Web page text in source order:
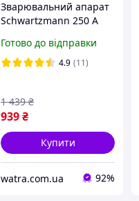
Зварювальний апарат
Schwartzmann 250 A
апарат інверторний
Готово до відправки
4.9 (11)
939₴
1 439 ₴
Купити
watra.com.ua 92%